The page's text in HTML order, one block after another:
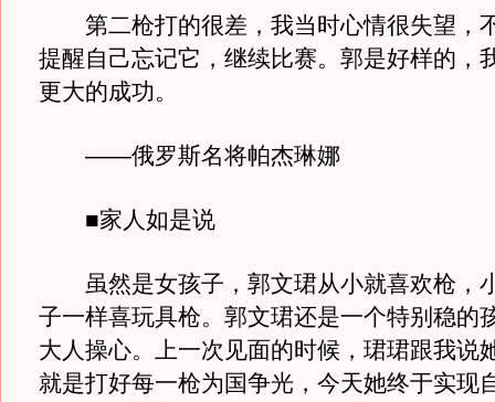
第二枪打的很差，我当时心情很失望，
提醒自己忘记它，继续比赛。郭是好样的，
更大的成功。
——俄罗斯名将帕杰琳娜
■家人如是说
虽然是女孩子，郭文珺从小就喜欢枪，
子一样喜玩具枪。郭文珺还是一个特别稳的
大人操心。上一次见面的时候，珺珺跟我说
就是打好每一枪为国争光，今天她终于实现